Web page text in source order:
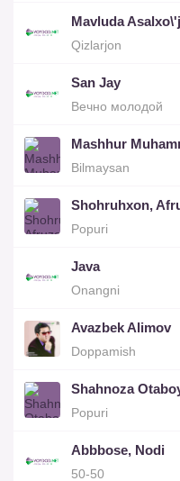
Mavluda
Qizlarjon
San Jay
Вечно молодой
Mashhur
Bilmaysan
Shohruhxon,
Popuri
Java
Onangni
Avazbek Alimov
Doppamish
Shahnoza
Popuri
Abbbose, Nodi
50-50